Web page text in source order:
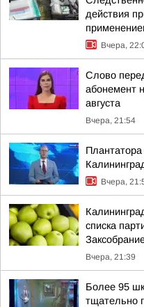
действия
Вчера,
Слово
абонемент
августа
Вчера, 21:54
Вчера,
списка
Вчера, 21:39
Более 95
тщательно